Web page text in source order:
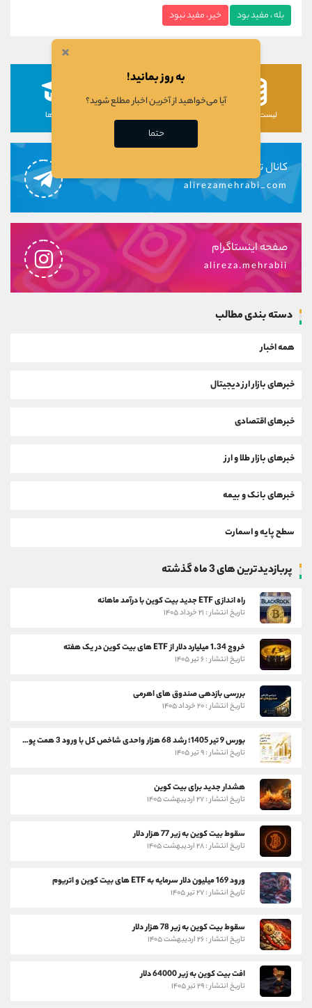
بله ، مفید بود خیر ، مفید نبود
لیست رمزارزها دوره ها
کانال تلگرام
alirezamehrabi_com
صفحه اینستاگرام
alireza.mehrabii
دسته بندی مطالب
همه اخبار
خبرهای بازار ارز دیجیتال
خبرهای اقتصادی
خبرهای بازار طلا و ارز
خبرهای بانک و بیمه
سطح پایه و اسمارت
پربازدیدترین های 3 ماه گذشته
راه اندازی ETF جدید بیت کوین با درآمد ماهانه
تاریخ انتشار : ۲۱ خرداد ۱۴۰۵
خروج 1.34 میلیارد دلار از ETF های بیت کوین در یک هفته
تاریخ انتشار : ۶ تیر ۱۴۰۵
بررسی بازدهی صندوق های اهرمی
تاریخ انتشار : ۲۰ خرداد ۱۴۰۵
بورس 9 تیر 1405؛ رشد 68 هزار واحدی شاخص کل با ورود 3 همت پول حقیقی
تاریخ انتشار : ۹ تیر ۱۴۰۵
هشدار جدید برای بیت کوین
تاریخ انتشار : ۲۷ اردیبهشت ۱۴۰۵
سقوط بیت کوین به زیر 77 هزار دلار
تاریخ انتشار : ۲۸ اردیبهشت ۱۴۰۵
ورود 169 میلیون دلار سرمایه به ETF های بیت کوین و اتریوم
تاریخ انتشار : ۲۷ تیر ۱۴۰۵
سقوط بیت کوین به زیر 78 هزار دلار
تاریخ انتشار : ۲۶ اردیبهشت ۱۴۰۵
افت بیت کوین به زیر 64000 دلار
تاریخ انتشار : ۲۹ تیر ۱۴۰۵
×
به روز بمانید!
آیا می‌خواهید از آخرین اخبار مطلع شوید؟
حتما